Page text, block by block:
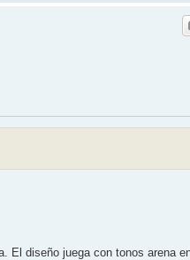
El diseño juega con tonos arena